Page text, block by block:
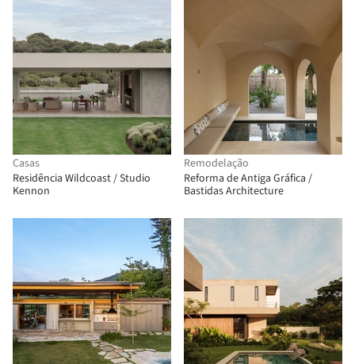
Casas
Residência Wildcoast / Studio
Kennon
Remodelação
Reforma de Antiga Gráfica /
Bastidas Architecture